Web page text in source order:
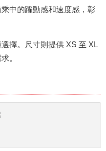
中的躍動感和速度感，彰
擇。尺寸則提供 XS 至 XL
。